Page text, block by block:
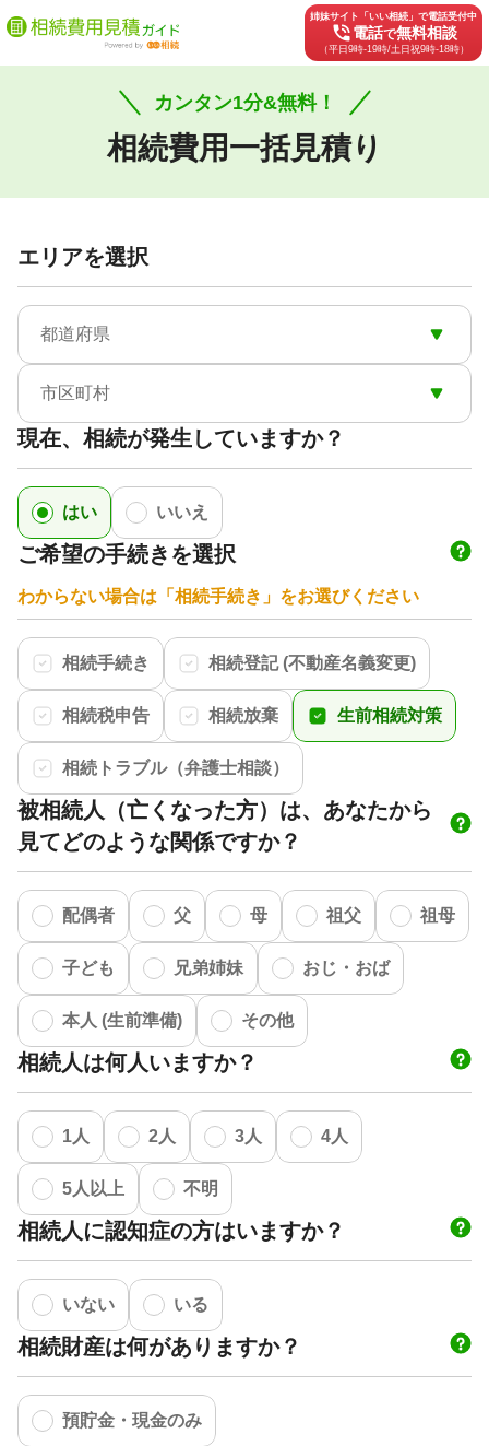
姉妹サイト「いい相続」で電話受付中
phone_in_talk電話で無料相談
（平日9時-19時/土日祝9時-18時）
カンタン1分&無料！
相続費用一括見積り
エリアを選択
都道府県
市区町村
現在、相続が発生していますか？
はい いいえ
ご希望の手続きを選択
わからない場合は「相続手続き」をお選びください
相続手続き 相続登記 (不動産名義変更)
相続税申告 相続放棄 生前相続対策
相続トラブル（弁護士相談）
被相続人（亡くなった方）は、あなたから
見てどのような関係ですか？
配偶者 父 母 祖父 祖母
子ども 兄弟姉妹 おじ・おば
本人 (生前準備) その他
相続人は何人いますか？
1人 2人 3人 4人
5人以上 不明
相続人に認知症の方はいますか？
いない いる
相続財産は何がありますか？
預貯金・現金のみ